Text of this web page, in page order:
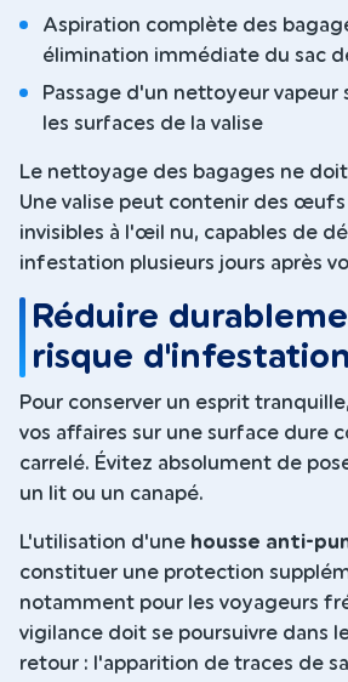
Aspiration complète des
élimination immédiate du sac
Passage d'un nettoyeur vapeur
les surfaces de la valise
Le nettoyage des bagages ne
Une valise peut contenir des
invisibles à l'œil nu, capables de
infestation plusieurs jours après
Réduire
risque d'infestation
Pour conserver un esprit
vos affaires sur une surface dure
carrelé. Évitez absolument de
un lit ou un canapé.
L'utilisation d'une housse anti-
constituer une protection
notamment pour les voyageurs
vigilance doit se poursuivre dans
retour : l'apparition de traces de